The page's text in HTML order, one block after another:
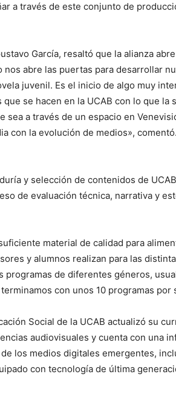
a través de este conjunto de
García, resaltó que la alianza
abre las puertas para desarrollar
juvenil. Es el inicio de algo muy
se hacen en la UCAB con lo que la
sea a través de un espacio en
con la evolución de medios», comentó.
y selección de contenidos de
de evaluación técnica, narrativa y
material de calidad para
y alumnos realizan para las
programas de diferentes géneros,
con unos 10 programas por
Social de la UCAB actualizó su
audiovisuales y cuenta con una
los medios digitales emergentes,
con tecnología de última